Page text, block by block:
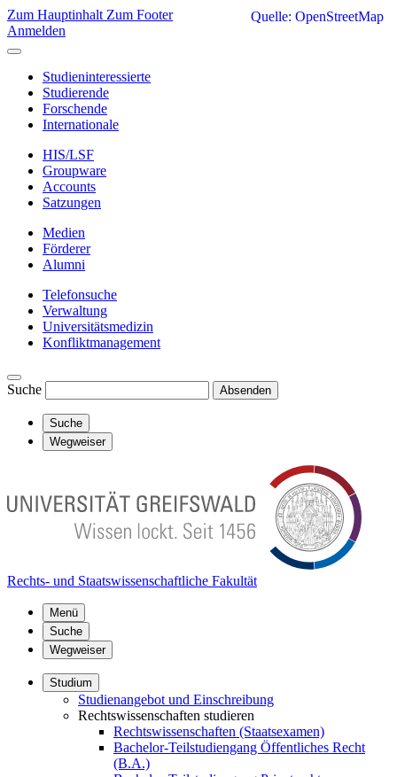
Zum Hauptinhalt Zum Footer
Anmelden
Studieninteressierte
Studierende
Forschende
Internationale
HIS/LSF
Groupware
Accounts
Satzungen
Medien
Förderer
Alumni
Telefonsuche
Verwaltung
Universitätsmedizin
Konfliktmanagement
Suche Absenden
Suche
Wegweiser
Rechts- und Staatswissenschaftliche Fakultät
Menü
Suche
Wegweiser
Studium
Studienangebot und Einschreibung
Rechtswissenschaften studieren
Rechtswissenschaften (Staatsexamen)
Bachelor-Teilstudiengang Öffentliches Recht
(B.A.)
Quelle: OpenStreetMap